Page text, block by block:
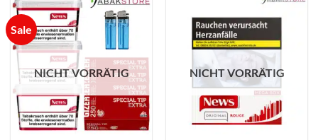
Sale
NICHT VORRÄTIG NICHT VORRÄTIG